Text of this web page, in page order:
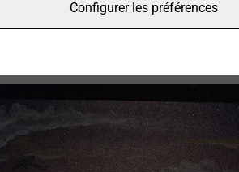
Configurer les préférences